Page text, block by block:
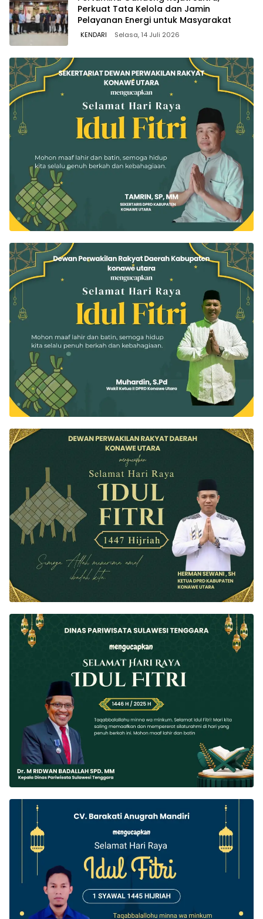
Perkuat Tata Kelola dan Jamin
Pelayanan Energi untuk Masyarakat
KENDARI Selasa, 14 Juli 2026